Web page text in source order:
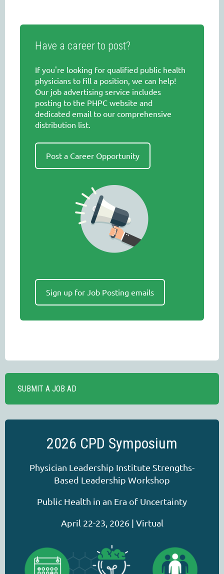
Have a career to post?
If you're looking for qualified public health
physicians to fill a position, we can help!
Our job advertising service includes
posting to the PHPC website and
dedicated email to our comprehensive
distribution list.
Post a Career Opportunity
Sign up for Job Posting emails
SUBMIT A JOB AD
2026 CPD Symposium
Physician Leadership Institute Strengths-
Based Leadership Workshop
Public Health in an Era of Uncertainty
April 22-23, 2026 | Virtual